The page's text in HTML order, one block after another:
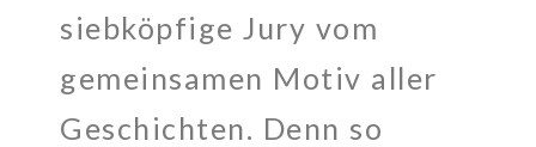
siebköpfige Jury vom
gemeinsamen Motiv aller
Geschichten. Denn so